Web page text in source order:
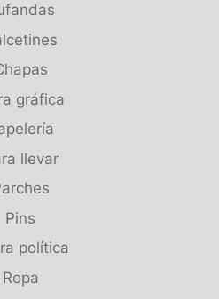
gráfica
llevar
Pins
política
Ropa